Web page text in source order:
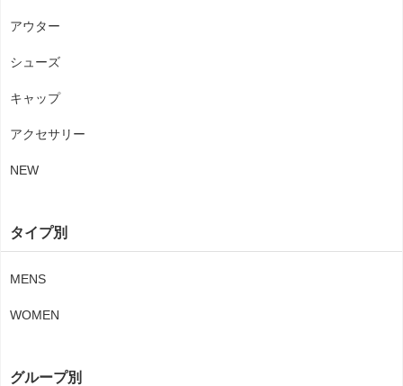
アウター
シューズ
キャップ
アクセサリー
NEW
タイプ別
MENS
WOMEN
グループ別